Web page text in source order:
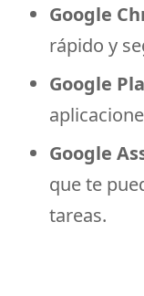
Google
rápido y
Google
Google
que te
tareas.